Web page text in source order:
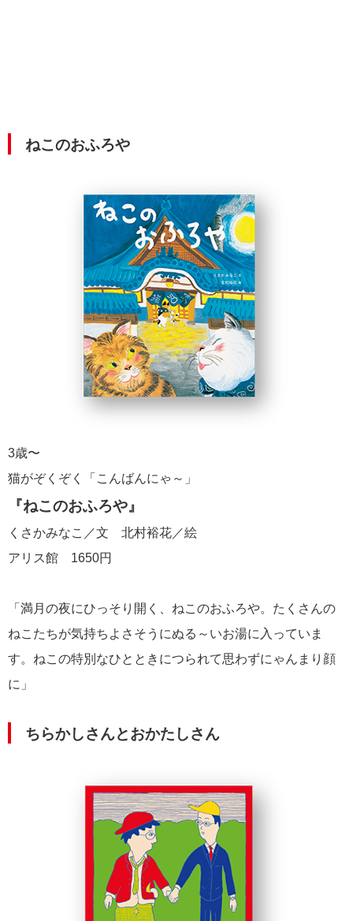
ねこのおふろや
3歳〜
猫がぞくぞく「こんばんにゃ～」
『ねこのおふろや』
くさかみなこ／文 北村裕花／絵
アリス館 1650円
「満月の夜にひっそり開く、ねこのおふろや。たくさんの
ねこたちが気持ちよさそうにぬる～いお湯に入っていま
す。ねこの特別なひとときにつられて思わずにゃんまり顔
に」
ちらかしさんとおかたしさん